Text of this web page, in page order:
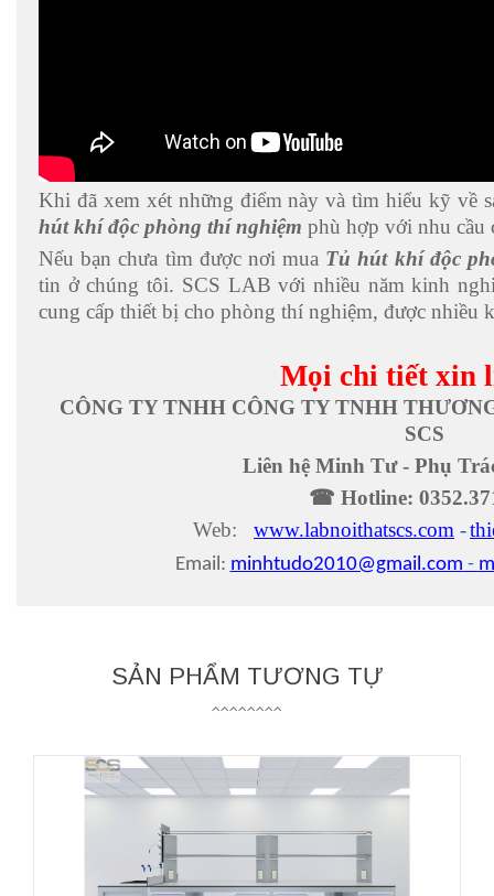
Khi đã xem xét những điểm này và tìm hiểu kỹ về
hút khí độc phòng thí nghiệm phù hợp với nhu cầu
Nếu bạn chưa tìm được nơi mua Tủ hút khí độc
tin ở chúng tôi. SCS LAB với nhiều năm kinh
cung cấp thiết bị cho phòng thí nghiệm, được nhiều
Mọi chi tiết xin
CÔNG TY TNHH CÔNG TY TNHH
SCS
Liên hệ Minh Tư - Phụ
☎ Hotline:
Web: www.labnoithatscs.com -
Email: minhtudo2010@gmail.com -
SẢN PHẨM TƯƠNG TỰ